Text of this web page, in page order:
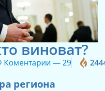
виноват?
Коментарии —29
региона